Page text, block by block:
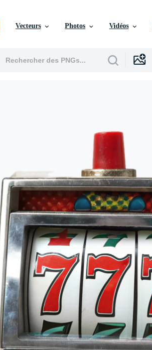
Vecteurs Photos Vidéos